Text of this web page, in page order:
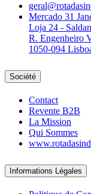
Mercado 31
Loja 24 -
R. Engenheiro
1050-094
Société
Contact
Revente B2B
La Mission
Qui Sommes
Informations Légales